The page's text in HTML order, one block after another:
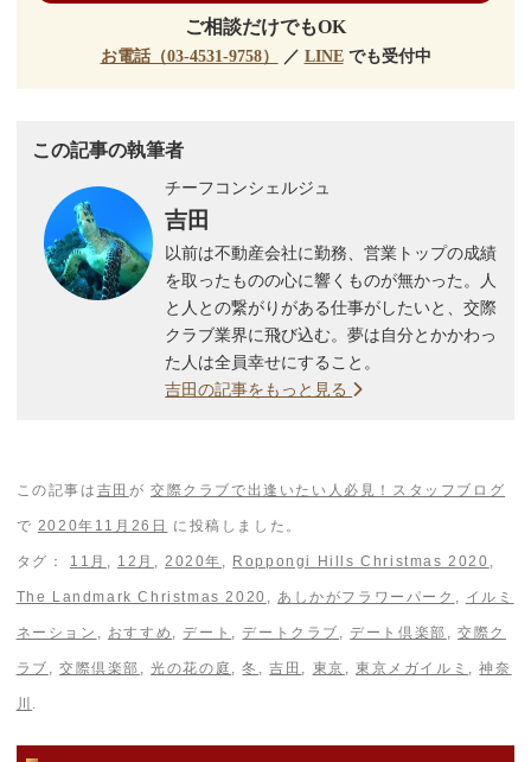
ご相談だけでもOK
お電話（03-4531-9758） ／ LINEでも受付中
この記事の執筆者
チーフコンシェルジュ
吉田
以前は不動産会社に勤務、営業トップの成績
を取ったものの心に響くものが無かった。人
と人との繋がりがある仕事がしたいと、交際
クラブ業界に飛び込む。夢は自分とかかわっ
た人は全員幸せにすること。
吉田の記事をもっと見る
この記事は 吉田 が 交際クラブで出逢いたい人必見！スタッフブログ
で 2020年11月26日 に投稿しました。
タグ： 11月 , 12月 ,2020年 , Roppongi Hills Christmas 2020 ,
The Landmark Christmas 2020 , あしかがフラワーパーク , イルミ
ネーション , おすすめ ,デート ,デートクラブ ,デート倶楽部 ,交際ク
ラブ , 交際倶楽部 ,光の花の庭 ,冬 ,吉田 , 東京 ,東京メガイルミ ,神奈
川 .